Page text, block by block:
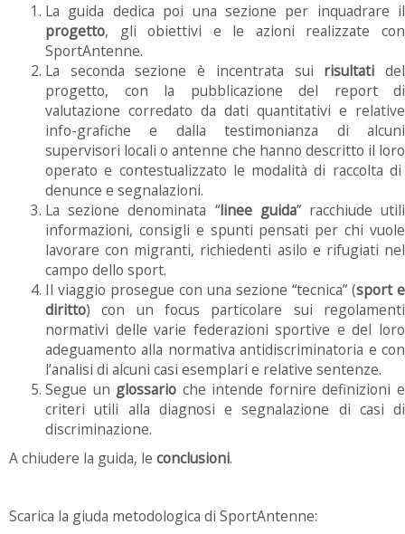
La guida dedica poi una sezione per inquadrare il
progetto, gli obiettivi e le azioni realizzate con
SportAntenne.
La seconda sezione è incentrata sui risultati del
progetto, con la pubblicazione del report di
valutazione corredato da dati quantitativi e relative
info-grafiche e dalla testimonianza di alcuni
supervisori locali o antenne che hanno descritto il loro
operato e contestualizzato le modalità di raccolta di
denunce e segnalazioni.
La sezione denominata “linee guida” racchiude utili
informazioni, consigli e spunti pensati per chi vuole
lavorare con migranti, richiedenti asilo e rifugiati nel
campo dello sport.
Il viaggio prosegue con una sezione “tecnica” (sport e
diritto) con un focus particolare sui regolamenti
normativi delle varie federazioni sportive e del loro
adeguamento alla normativa antidiscriminatoria e con
l’analisi di alcuni casi esemplari e relative sentenze.
Segue un glossario che intende fornire definizioni e
criteri utili alla diagnosi e segnalazione di casi di
discriminazione.
A chiudere la guida, le conclusioni.
Scarica la giuda metodologica di SportAntenne: